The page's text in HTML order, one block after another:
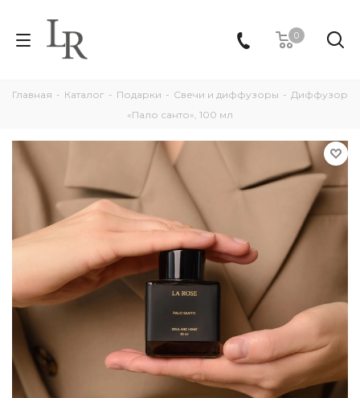
0
Главная - Каталог - Подарки - Свечи и диффузоры - Диффузор
«Пало санто», 100 мл